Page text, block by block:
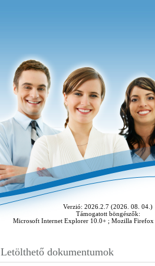
Verzió: 2026.2.7 (2026. 08. 04.)
Támogatott böngészők:
Microsoft Internet Explorer 10.0+ ; Mozilla Firefox
Letölthető dokumentumok